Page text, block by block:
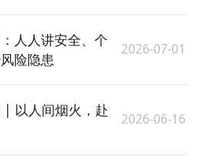
人人讲安全、个
险隐患
2026-07-01
| 以人间烟火，赴
2026-06-16